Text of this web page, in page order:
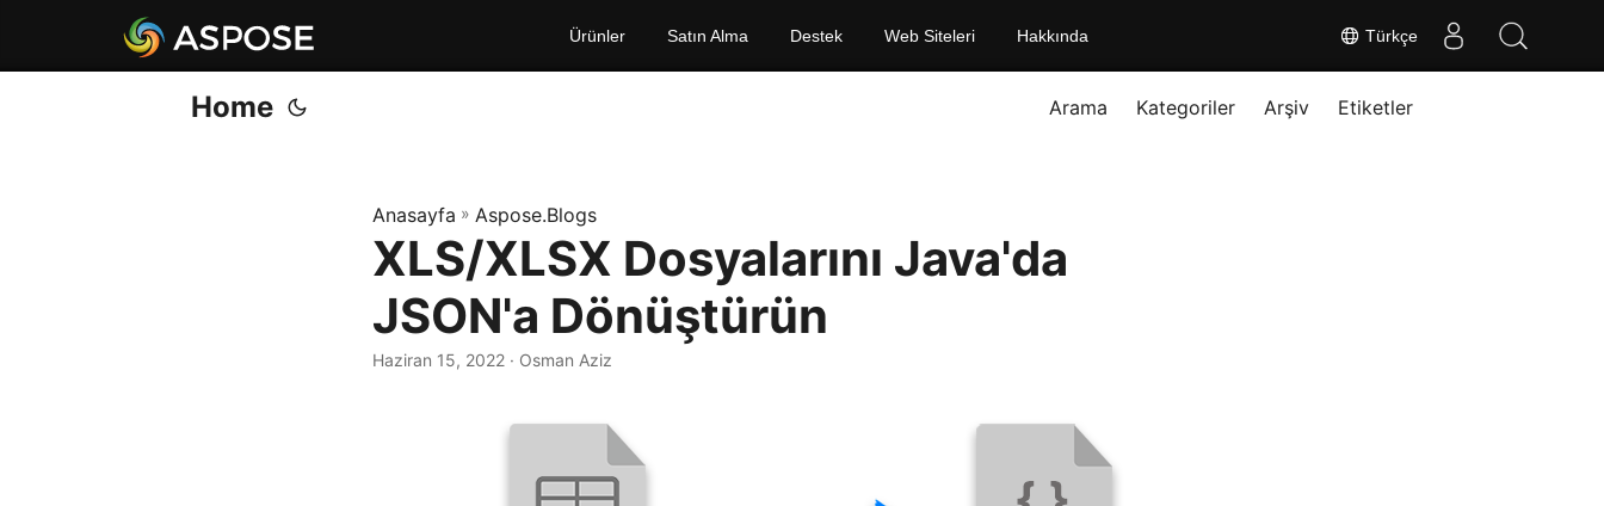
Türkçe
Ürünler Satın Alma Destek Web Siteleri Hakkında
Home Arama Kategoriler Arşiv Etiketler
Anasayfa » Aspose.Blogs
XLS/XLSX Dosyalarını Java'da
JSON'a Dönüştürün
Haziran 15, 2022 · Osman Aziz